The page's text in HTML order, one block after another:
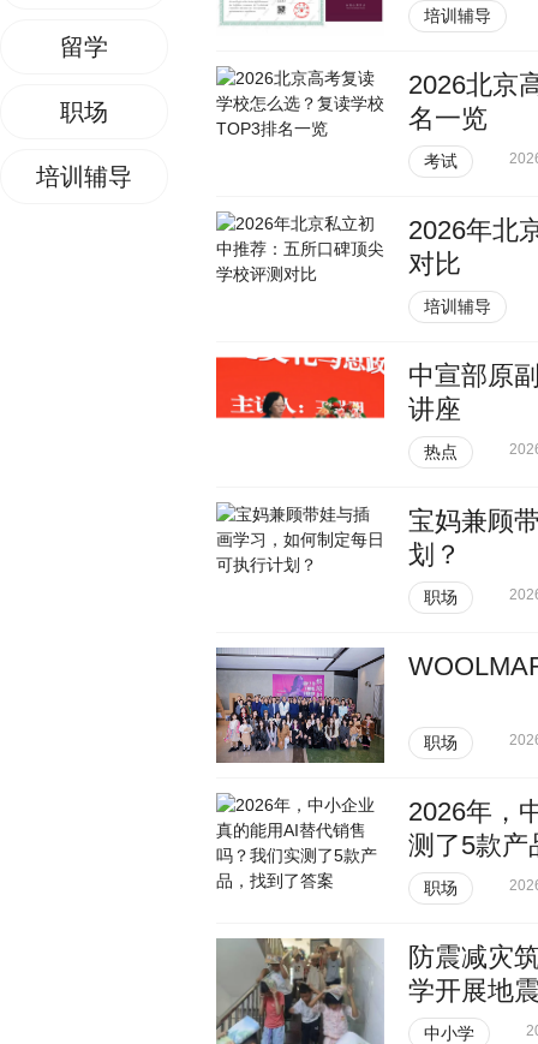
留学
职场
培训辅导
培训辅导
2026北京
名一览
考试
2026年北
对比
培训辅导
中宣部原
讲座
热点
宝妈兼顾
划？
职场
职场
2026年，
测了5款产
职场
防震减灾
学开展地
中小学